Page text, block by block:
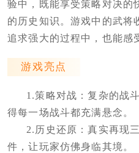
验中，既能享受策略对决的
的历史知识。游戏中的武将
追求强大的过程中，也能感
游戏亮点
1.策略对战：复杂的战
得每一场战斗都充满悬念。
2.历史还原：真实再现
件，让玩家仿佛身临其境。